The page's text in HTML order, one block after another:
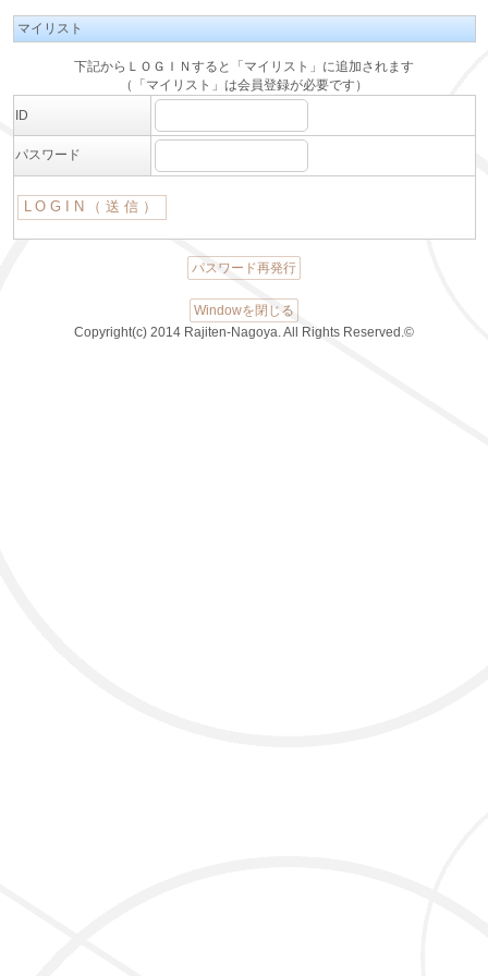
マイリスト
下記からＬＯＧＩＮすると「マイリスト」に追加されます
（「マイリスト」は会員登録が必要です）
ID
パスワード
パスワード再発行
Windowを閉じる
Copyright(c) 2014 Rajiten-Nagoya. All Rights Reserved.©